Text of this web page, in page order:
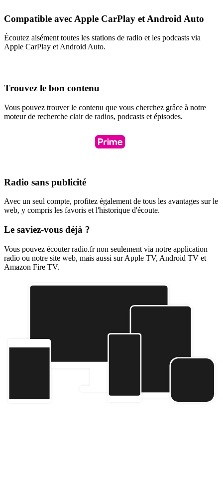
Compatible avec Apple CarPlay et Android Auto
Écoutez aisément toutes les stations de radio et les podcasts via
Apple CarPlay et Android Auto.
Trouvez le bon contenu
Vous pouvez trouver le contenu que vous cherchez grâce à notre
moteur de recherche clair de radios, podcasts et épisodes.
Radio sans publicité
Avec un seul compte, profitez également de tous les avantages sur le
web, y compris les favoris et l'historique d'écoute.
Le saviez-vous déjà ?
Vous pouvez écouter radio.fr non seulement via notre application
radio ou notre site web, mais aussi sur Apple TV, Android TV et
Amazon Fire TV.